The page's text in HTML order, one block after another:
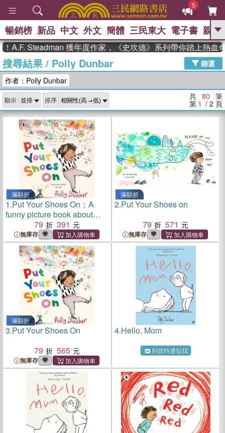
5
GO
熱搜： 高希均教授回憶錄
、 The Odyssey 、 父親節 、 如果歷
獎 臺灣漫遊錄 、 方念華 、 台灣的李
登輝時代
數學女孩：黎曼猜想 、
偉大的迷走神經
暢銷榜 新品 中文 外文 簡體 三民東大 電子書 親子
獲年度作家，《史坎德》系列帶你踏上熱血奇幻旅程
搜尋結果/ Polly Dunbar
篩選
作者：Polly Dunbar
顯示 排序 共 80 筆
第 1 / 2 頁
滿額折
1.Put Your Shoes On：A
funny picture book about
getting kids to leave the
house from the bestselling
creator of PENGUIN
79 391
無庫存
滿額折
2.Put Your Shoes on
79
571
無庫存
滿額折
3.Put Your Shoes On
79
565
無庫存
4.Hello, Mom
到貨時通知我